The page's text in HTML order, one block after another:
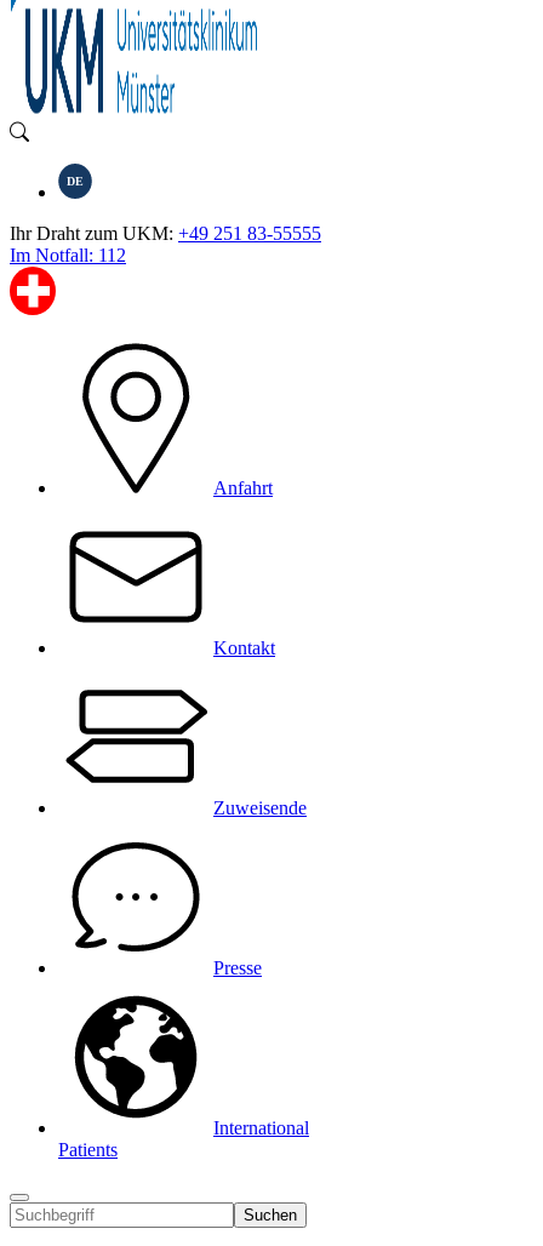
DE
Ihr Draht zum UKM: +49 251 83-55555
Im Notfall: 112
Anfahrt
Kontakt
Zuweisende
Presse
International
Patients
Suchen